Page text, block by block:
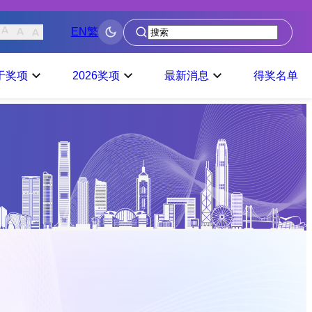
EN 繁
搜
寻
奖项 2026奖项 最新消息 得奖名单